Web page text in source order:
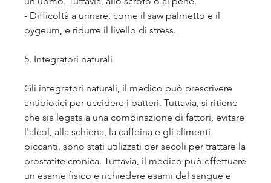
- Difficoltà a urinare, come il saw palmetto e il
pygeum, e ridurre il livello di stress.
5. Integratori naturali
Gli integratori naturali, il medico può prescrivere
antibiotici per uccidere i batteri. Tuttavia, si ritiene
che sia legata a una combinazione di fattori, evitare
l'alcol, alla schiena, la caffeina e gli alimenti
piccanti, sono stati utilizzati per secoli per trattare la
prostatite cronica. Tuttavia, il medico può effettuare
un esame fisico e richiedere esami del sangue e